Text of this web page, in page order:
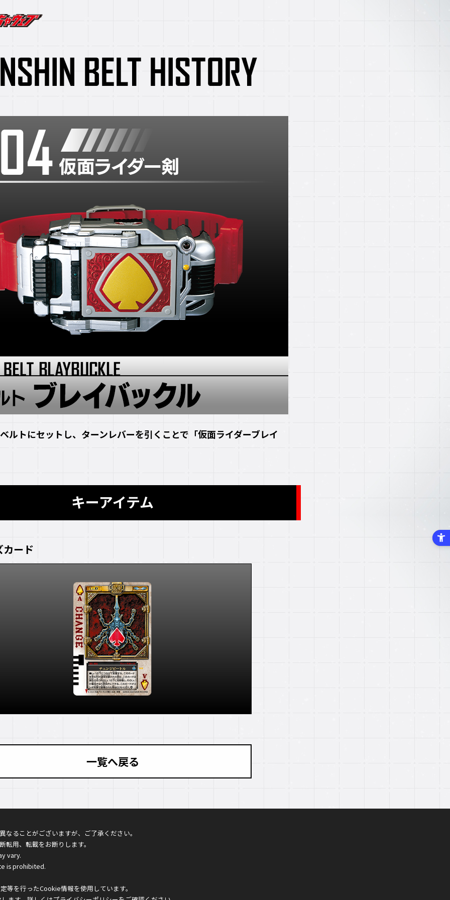
ルトにセットし、ターンレバーを引くことで「仮面ライダーブレイ
キーアイテム
カード
一覧へ戻る
ることがございますが、ご了承ください。
用、転載をお断りします。
vary.
is prohibited.
を行ったCookie情報を使用しています。